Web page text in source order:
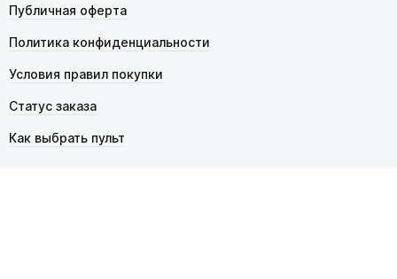
Публичная оферта
Политика конфиденциальности
Условия правил покупки
Статус заказа
Как выбрать пульт